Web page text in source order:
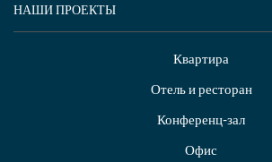
НАШИ ПРОЕКТЫ
Квартира
Отель и ресторан
Конференц-зал
Офис